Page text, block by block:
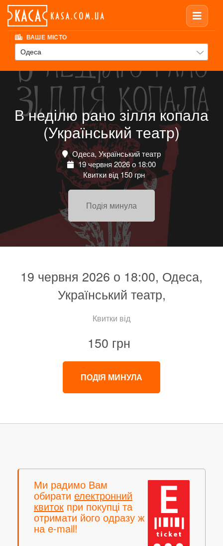
ВАШЕ МІСТО
Одеса
В неділю рано зілля копала
(Український театр)
Одеса, Український театр
19 червня 2026 о 18:00
Квитки від 150 грн
Подія минула
19 червня 2026 о 18:00, Одеса,
Український театр,
Квитки від
150 грн
ПОДІЯ МИНУЛА
Ми радимо Вам
обирати електронний
квиток при покупці та
отримати його одразу ж
на e-mail!